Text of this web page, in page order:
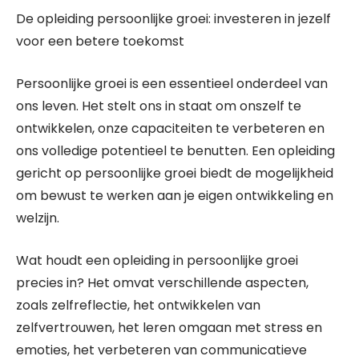
De opleiding persoonlijke groei: investeren in jezelf
voor een betere toekomst
Persoonlijke groei is een essentieel onderdeel van
ons leven. Het stelt ons in staat om onszelf te
ontwikkelen, onze capaciteiten te verbeteren en
ons volledige potentieel te benutten. Een opleiding
gericht op persoonlijke groei biedt de mogelijkheid
om bewust te werken aan je eigen ontwikkeling en
welzijn.
Wat houdt een opleiding in persoonlijke groei
precies in? Het omvat verschillende aspecten,
zoals zelfreflectie, het ontwikkelen van
zelfvertrouwen, het leren omgaan met stress en
emoties, het verbeteren van communicatieve